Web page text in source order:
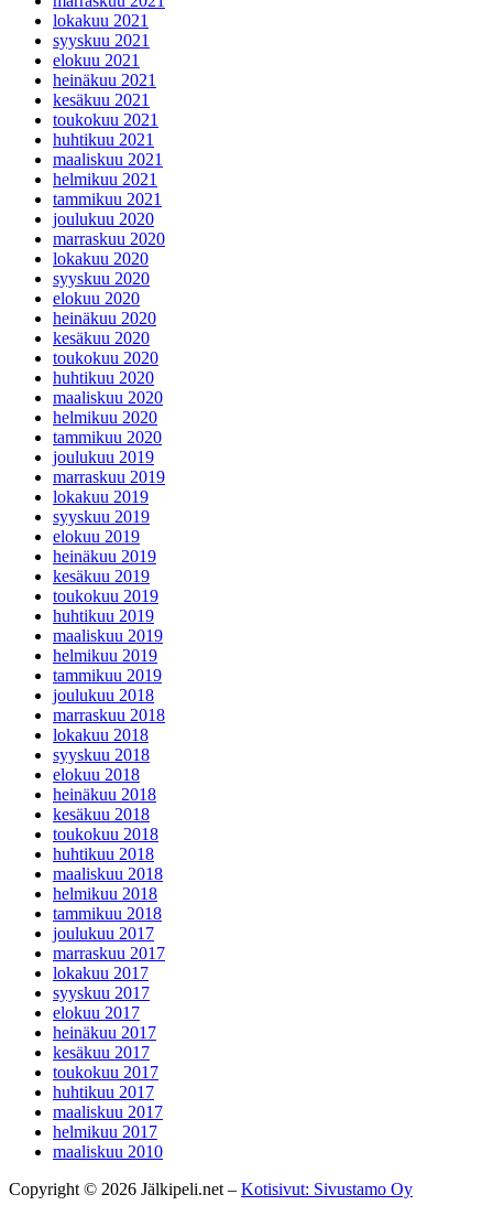
lokakuu 2021
syyskuu 2021
elokuu 2021
heinäkuu 2021
kesäkuu 2021
toukokuu 2021
huhtikuu 2021
maaliskuu 2021
helmikuu 2021
tammikuu 2021
joulukuu 2020
marraskuu 2020
lokakuu 2020
syyskuu 2020
elokuu 2020
heinäkuu 2020
kesäkuu 2020
toukokuu 2020
huhtikuu 2020
maaliskuu 2020
helmikuu 2020
tammikuu 2020
joulukuu 2019
marraskuu 2019
lokakuu 2019
syyskuu 2019
elokuu 2019
heinäkuu 2019
kesäkuu 2019
toukokuu 2019
huhtikuu 2019
maaliskuu 2019
helmikuu 2019
tammikuu 2019
joulukuu 2018
marraskuu 2018
lokakuu 2018
syyskuu 2018
elokuu 2018
heinäkuu 2018
kesäkuu 2018
toukokuu 2018
huhtikuu 2018
maaliskuu 2018
helmikuu 2018
tammikuu 2018
joulukuu 2017
marraskuu 2017
lokakuu 2017
syyskuu 2017
elokuu 2017
heinäkuu 2017
kesäkuu 2017
toukokuu 2017
huhtikuu 2017
maaliskuu 2017
helmikuu 2017
maaliskuu 2010
Copyright © 2026 Jälkipeli.net – Kotisivut: Sivustamo Oy